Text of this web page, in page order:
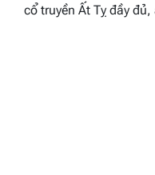
cổ truyền Ất Tỵ đầy